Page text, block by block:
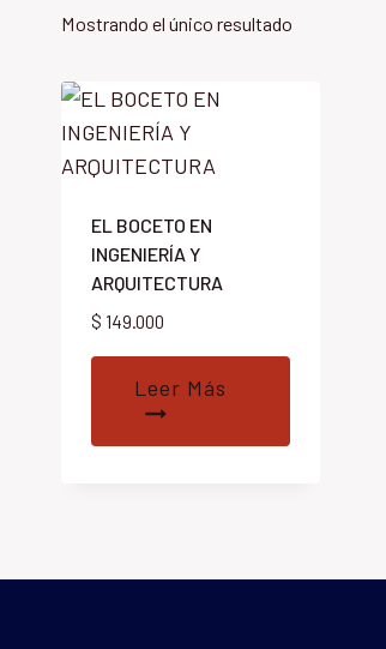
Mostrando el único resultado
EL BOCETO EN
INGENIERÍA Y
ARQUITECTURA
$ 149.000
Leer Más